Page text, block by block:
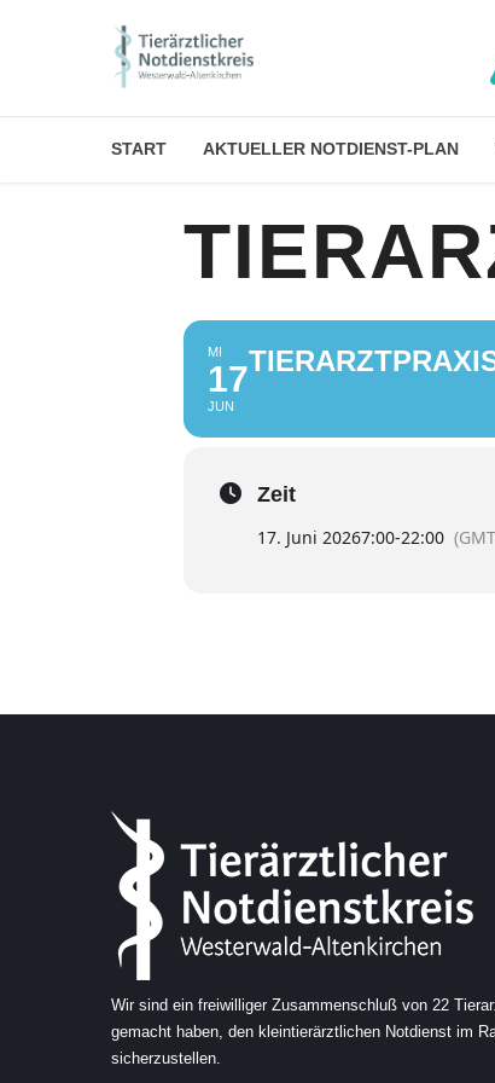
START AKTUELLER NOTDIENST-PLAN
MI
17
JUN
Zeit
17. Juni 20267:00-22:00
Wir sind ein freiwilliger Zusammenschluß von 22
gemacht haben, den kleintierärztlichen Notdienst im
sicherzustellen.